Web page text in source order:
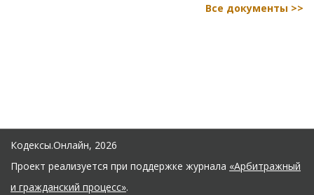
Все документы >>
Кодексы.Онлайн, 2026
Проект реализуется при поддержке журнала «Арбитражный
и гражданский процесс».